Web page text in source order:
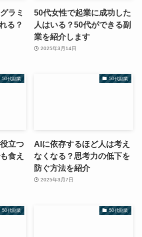
ラミ
る？
50代女性で起業に成功した
人はいる？50代ができる副
業を紹介します
2025年3月14日
50代副業
立つ
食え
50代副業
AIに依存するほど人は考え
なくなる？思考力の低下を
防ぐ方法を紹介
2025年3月7日
50代副業 50代副業